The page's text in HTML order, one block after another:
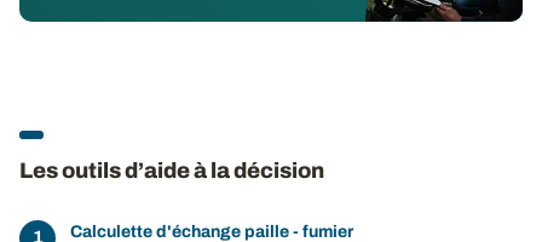
Les outils d’aide à la décision
Calculette d'échange paille - fumier